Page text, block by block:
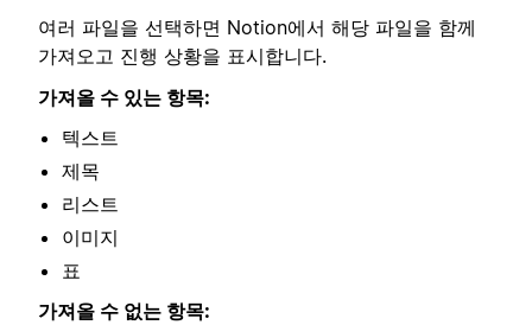
여러 파일을 선택하면 Notion에서 해당 파일을 함께
가져오고 진행 상황을 표시합니다.
가져올 수 있는 항목:
텍스트
제목
리스트
이미지
표
가져올 수 없는 항목: